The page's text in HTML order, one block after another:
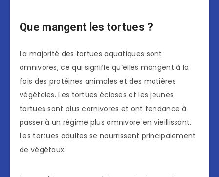
Que mangent les tortues ?
La majorité des tortues aquatiques sont
omnivores, ce qui signifie qu’elles mangent à la
fois des protéines animales et des matières
végétales. Les tortues écloses et les jeunes
tortues sont plus carnivores et ont tendance à
passer à un régime plus omnivore en vieillissant.
Les tortues adultes se nourrissent principalement
de végétaux.